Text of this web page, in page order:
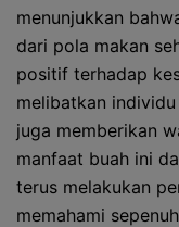
menunjukkan
dari pola makan
positif terhadap
melibatkan
juga memberikan
manfaat buah ini
terus melakukan
memahami